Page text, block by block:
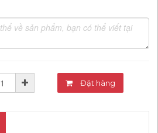
Đặt hàng